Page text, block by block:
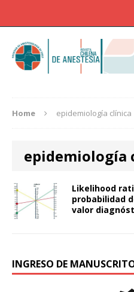
Home epidemiología clínica
epidemiología
Likelihood
probabilidad
valor
INGRESO DE